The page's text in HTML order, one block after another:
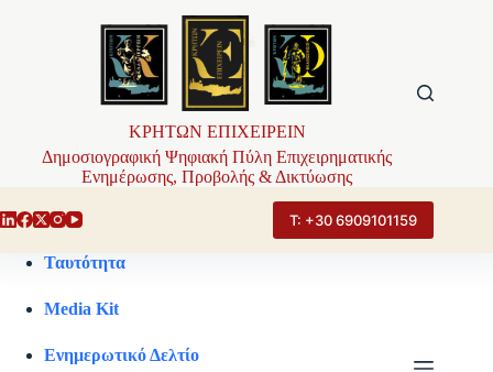
ΚΡΗΤΩΝ ΕΠΙΧΕΙΡΕΙΝ
Δημοσιογραφική Ψηφιακή Πύλη Επιχειρηματικής
Ενημέρωσης, Προβολής & Δικτύωσης
Τ: +30 6909101159
Ταυτότητα
Media Kit
Ενημερωτικό Δελτίο